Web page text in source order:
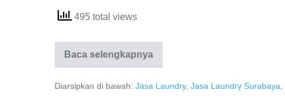
495 total views
Baca selengkapnya
Jemput
Surabaya,
Diarsipkan di bawah: Jasa Laundry, Jasa Laundry Surabaya